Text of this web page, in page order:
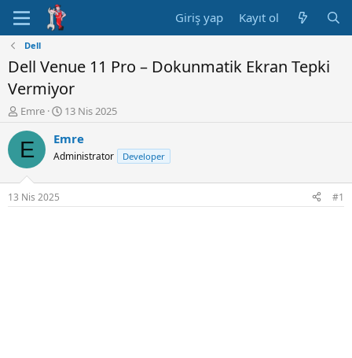
Giriş yap Kayıt ol
Dell
Dell Venue 11 Pro – Dokunmatik Ekran Tepki
Vermiyor
K
n
u
y
u
B
a
Emre
B
ş
l
n
ı
13 Nis 2025
E Emre
Administrator Developer
13 Nis 2025 #1